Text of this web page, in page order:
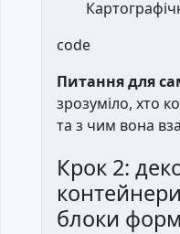
code
Питання для
зрозуміло, хто
та з чим вона
Крок 2:
блоки